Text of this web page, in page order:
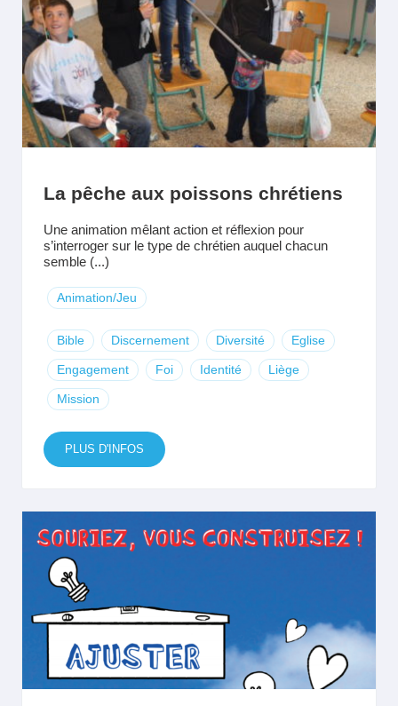
La pêche aux poissons chrétiens
Une animation mêlant action et réflexion pour
s’interroger sur le type de chrétien auquel chacun
semble (...)
Animation/Jeu
Bible Discernement Diversité Eglise
Engagement Foi Identité Liège
Mission
PLUS D'INFOS